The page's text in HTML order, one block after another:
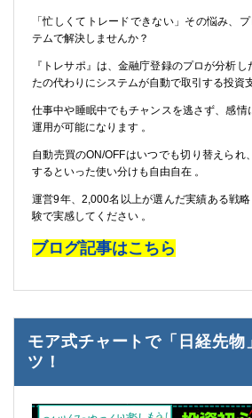
「忙しくてトレードできない」その悩み、
テムで解決しませんか？
『トレサポ』は、金融庁登録のプロが分析
たの代わりにシステムが自動で取引する投資
仕事中や睡眠中でもチャンスを逃さず、感情
運用が可能になります 。
自動売買のON/OFFはいつでも切り替えられ
するといった使い分けも自由自在 。
運営9年、2,000名以上が選んだ実績ある戦
験で実感してください 。
ブログ記事はこちら
モア式チャートで「日経先物
ツ！